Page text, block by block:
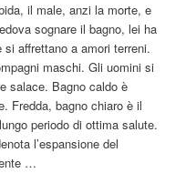
il male, anzi la morte, e
sognare il bagno, lei ha
affrettano a amori terreni.
maschi. Gli uomini si
salace. Bagno caldo è
Fredda, bagno chiaro è il
periodo di ottima salute.
l’espansione del
…